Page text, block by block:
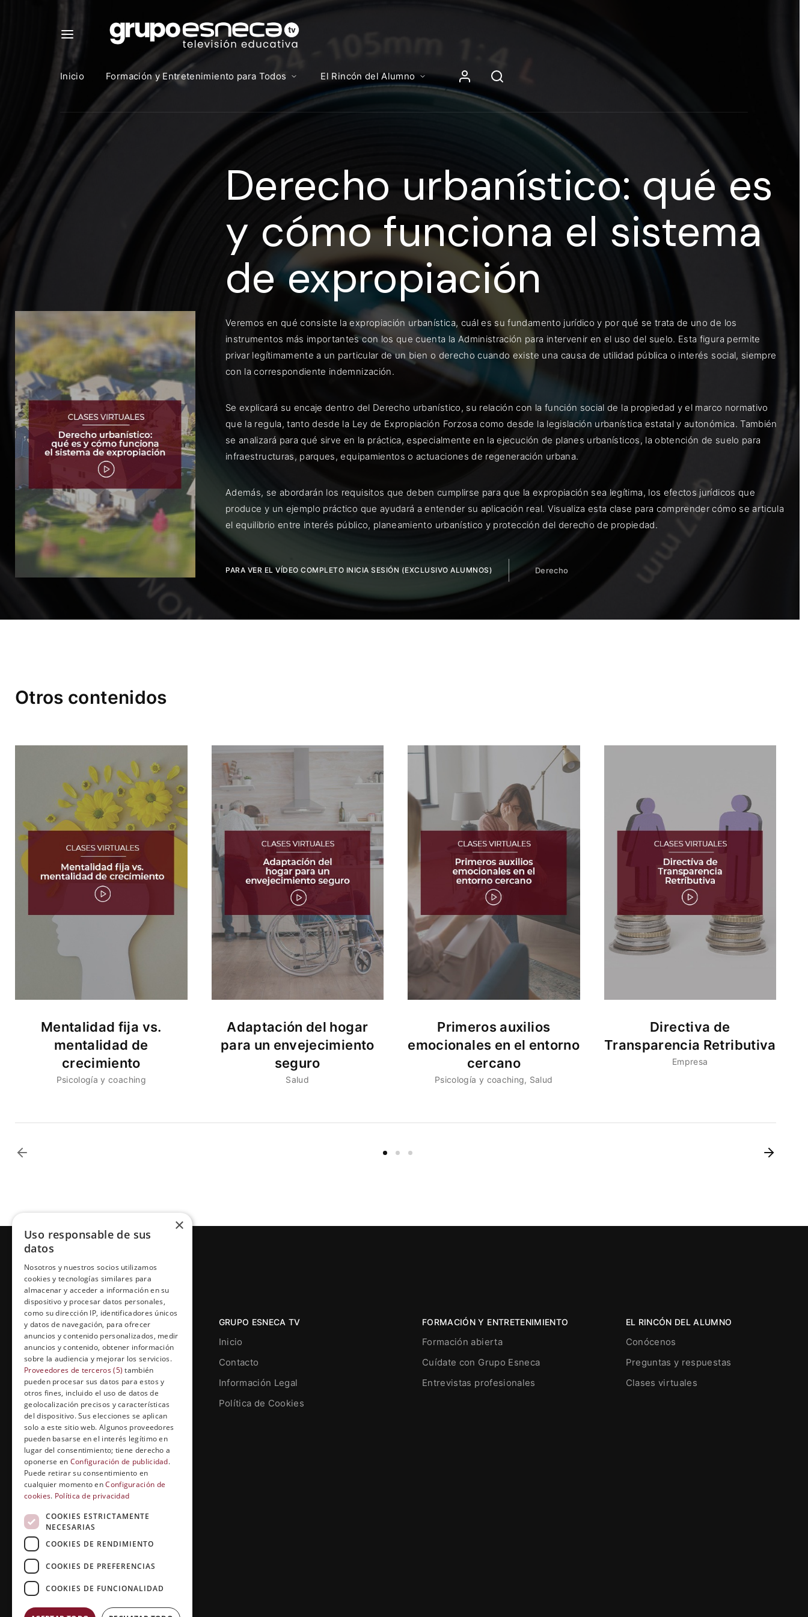
Inicio Formación y Entretenimiento para Todos El Rincón del Alumno
Derecho urbanístico: qué es
y cómo funciona el sistema
de expropiación
Veremos en qué consiste la expropiación urbanística, cuál es su fundamento jurídico y por qué se trata de uno de los
instrumentos más importantes con los que cuenta la Administración para intervenir en el uso del suelo. Esta figura permite
privar legítimamente a un particular de un bien o derecho cuando existe una causa de utilidad pública o interés social, siempre
con la correspondiente indemnización.
Se explicará su encaje dentro del Derecho urbanístico, su relación con la función social de la propiedad y el marco normativo
que la regula, tanto desde la Ley de Expropiación Forzosa como desde la legislación urbanística estatal y autonómica. También
se analizará para qué sirve en la práctica, especialmente en la ejecución de planes urbanísticos, la obtención de suelo para
infraestructuras, parques, equipamientos o actuaciones de regeneración urbana.
Además, se abordarán los requisitos que deben cumplirse para que la expropiación sea legítima, los efectos jurídicos que
produce y un ejemplo práctico que ayudará a entender su aplicación real. Visualiza esta clase para comprender cómo se articula
el equilibrio entre interés público, planeamiento urbanístico y protección del derecho de propiedad.
PARA VER EL VÍDEO COMPLETO INICIA SESIÓN (EXCLUSIVO ALUMNOS) Derecho
Otros contenidos
Mentalidad fija vs.
mentalidad de
crecimiento
Psicología y coaching
Adaptación del hogar
para un envejecimiento
seguro
Salud
Primeros auxilios
emocionales en el entorno
cercano
Psicología y coaching Salud
Directiva de
Transparencia Retributiva
Empresa
Grupo Esneca TV
Calle Prat de la Riba, 22, Entresuelo
(local 5)
25004, Lleida. España
contenidos@grupoesneca.tv
GRUPO ESNECA TV
Inicio
Contacto
Información Legal
Política de Cookies
FORMACIÓN Y ENTRETENIMIENTO
Formación abierta
Cuídate con Grupo Esneca
Entrevistas profesionales
EL RINCÓN DEL ALUMNO
Conócenos
Preguntas y respuestas
Clases virtuales
Contenidos, programas y recursos educativos de Grupo Esneca TV
Iniciar Sesión
Para iniciar sesión debes introducir el mismo usuario y contraseña
https://elcampusonline.com
Dirección de correo electrónico
Contraseña
Recuérdame
×
Uso responsable de sus
datos
Nosotros y nuestros socios utilizamos
cookies y tecnologías similares para
almacenar y acceder a información en su
dispositivo y procesar datos personales,
como su dirección IP, identificadores únicos
y datos de navegación, para ofrecer
anuncios y contenido personalizados, medir
anuncios y contenido, obtener información
sobre la audiencia y mejorar los servicios.
Proveedores de terceros (5) también
pueden procesar sus datos para estos y
otros fines, incluido el uso de datos de
geolocalización precisos y características
del dispositivo. Sus elecciones se aplican
solo a este sitio web. Algunos proveedores
pueden basarse en el interés legítimo en
lugar del consentimiento; tiene derecho a
oponerse en Configuración de publicidad.
Puede retirar su consentimiento en
cualquier momento enConfiguración de
cookies. Política de privacidad
COOKIES ESTRICTAMENTE
NECESARIAS
COOKIES DE RENDIMIENTO
COOKIES DE PREFERENCIAS
COOKIES DE FUNCIONALIDAD